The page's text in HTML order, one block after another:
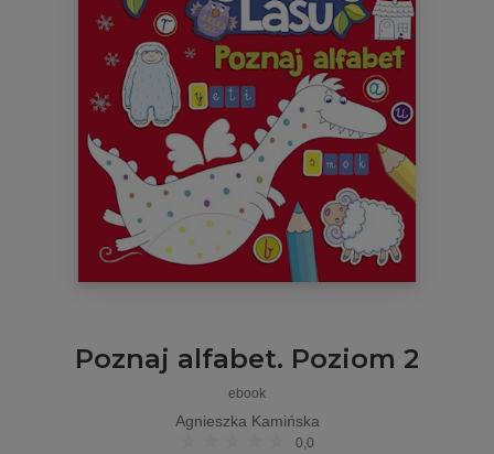
Poznaj alfabet. Poziom 2
ebook
Agnieszka Kamińska
0,0